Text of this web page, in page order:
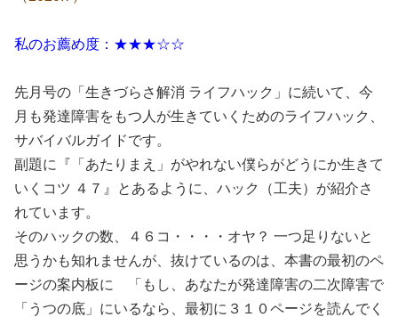
私のお薦め度：★★★☆☆
先月号の「生きづらさ解消 ライフハック」に続いて、今
月も発達障害をもつ人が生きていくためのライフハック、
サバイバルガイドです。
副題に『「あたりまえ」がやれない僕らがどうにか生きて
いくコツ ４７』とあるように、ハック（工夫）が紹介さ
れています。
そのハックの数、４６コ・・・・オヤ？ 一つ足りないと
思うかも知れませんが、抜けているのは、本書の最初のペ
ージの案内板に 「もし、あなたが発達障害の二次障害で
「うつの底」にいるなら、最初に３１０ページを読んでく